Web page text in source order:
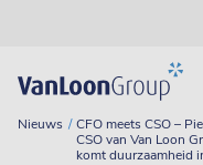
Nieuws
CFO meets CSO –
CSO van Van Loon
komt duurzaamheid